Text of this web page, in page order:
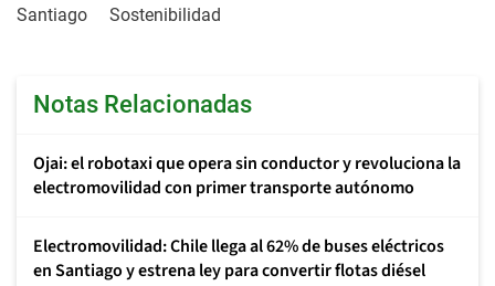
Santiago
Sostenibilidad
Notas Relacionadas
Ojai: el robotaxi que opera sin conductor y revoluciona la
electromovilidad con primer transporte autónomo
Electromovilidad: Chile llega al 62% de buses eléctricos
en Santiago y estrena ley para convertir flotas diésel